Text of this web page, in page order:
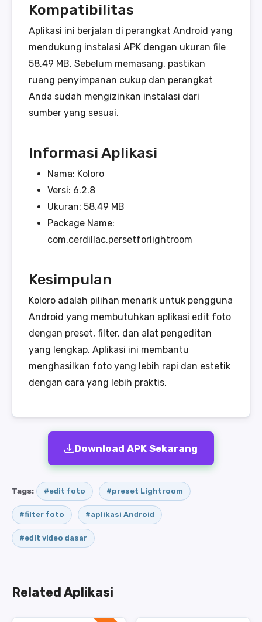
Kompatibilitas
Aplikasi ini berjalan di perangkat Android yang
mendukung instalasi APK dengan ukuran file
58.49 MB. Sebelum memasang, pastikan
ruang penyimpanan cukup dan perangkat
Anda sudah mengizinkan instalasi dari
sumber yang sesuai.
Informasi Aplikasi
Nama: Koloro
Versi: 6.2.8
Ukuran: 58.49 MB
Package Name:
com.cerdillac.persetforlightroom
Kesimpulan
Koloro adalah pilihan menarik untuk pengguna
Android yang membutuhkan aplikasi edit foto
dengan preset, filter, dan alat pengeditan
yang lengkap. Aplikasi ini membantu
menghasilkan foto yang lebih rapi dan estetik
dengan cara yang lebih praktis.
Download APK Sekarang
Tags: #edit foto #preset Lightroom
#filter foto #aplikasi Android
#edit video dasar
Related Aplikasi